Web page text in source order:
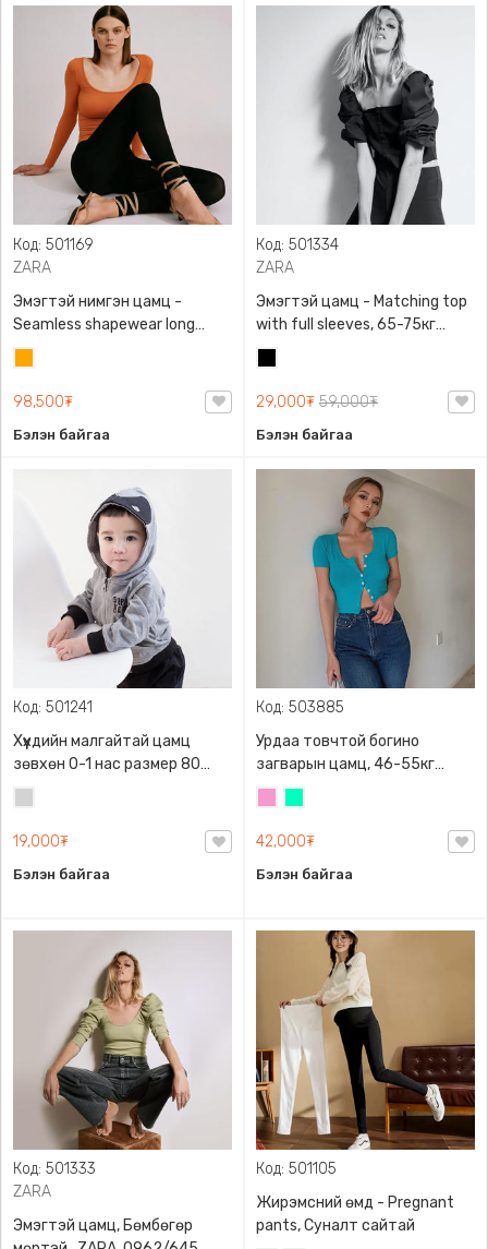
Код: 501169
ZARA
Эмэгтэй нимгэн цамц -
Seamless shapewear long
sleeve t-shirt, 40-60кг жинд
таарна, ZARA, 8779/458/615,
Урт ханцуйтай
98,500₮
Бэлэн байгаа
Код: 501334
ZARA
Эмэгтэй цамц - Matching top
with full sleeves, 65-75кг
жинд таарна, ZARA,
0962/642/800, Задгай
энгэртэй, Урт ханцуйтай,
29,000₮ 59,000₮
Бэлэн байгаа
Код: 501241
Хүүхдийн малгайтай цамц
зөвхөн 0-1 нас размер 80
сонголттой
19,000₮
Бэлэн байгаа
Код: 503885
Урдаа товчтой богино
загварын цамц, 46-55кг
жинд таарна
42,000₮
Бэлэн байгаа
Код: 501333
ZARA
Эмэгтэй цамц, Бөмбөгөр
Код: 501105
Жирэмсний өмд - Pregnant
pants, Суналт сайтай